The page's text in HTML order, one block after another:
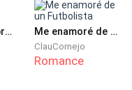
Contra todo pronóstico Me enamoré de un Futbolista
ClauCornejo
Romance